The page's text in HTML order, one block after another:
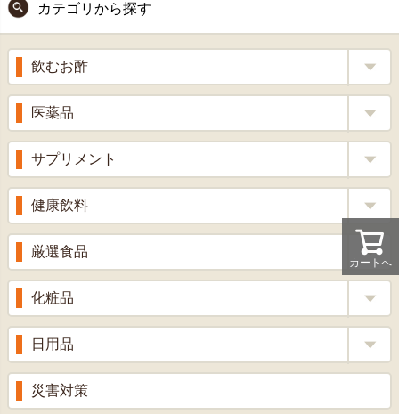
カートへ
ップ
へ
カテゴリから探す
飲むお酢
補酵素のちから
くろ酢
りんご酢
ざくろ酢
梅酢
医薬品
風邪薬
胃腸薬
整腸薬
解熱鎮痛剤
せきどめ
滋養強壮
消炎鎮痛剤
サプリメント
ウコン
乳酸菌
ローヤルゼリー
牡蠣エキス
プロポリス
プラセンタ
健康飲料
健康茶
漢方茶
青汁・豆乳
甘酒
健康ドリンク
厳選食品
もち麦・十六穀米
生姜
丼の素
のど飴
化粧品
美容品
スキンクリーム＆美容パック
ウオッシュ＆ソープ
日用品
入浴剤
災害対策